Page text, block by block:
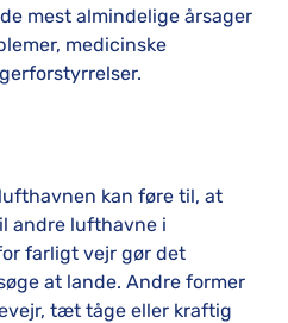
mest almindelige årsager
medicinske
kan føre til, at
andre lufthavne i
farligt vejr gør det
at lande. Andre former
tæt tåge eller kraftig